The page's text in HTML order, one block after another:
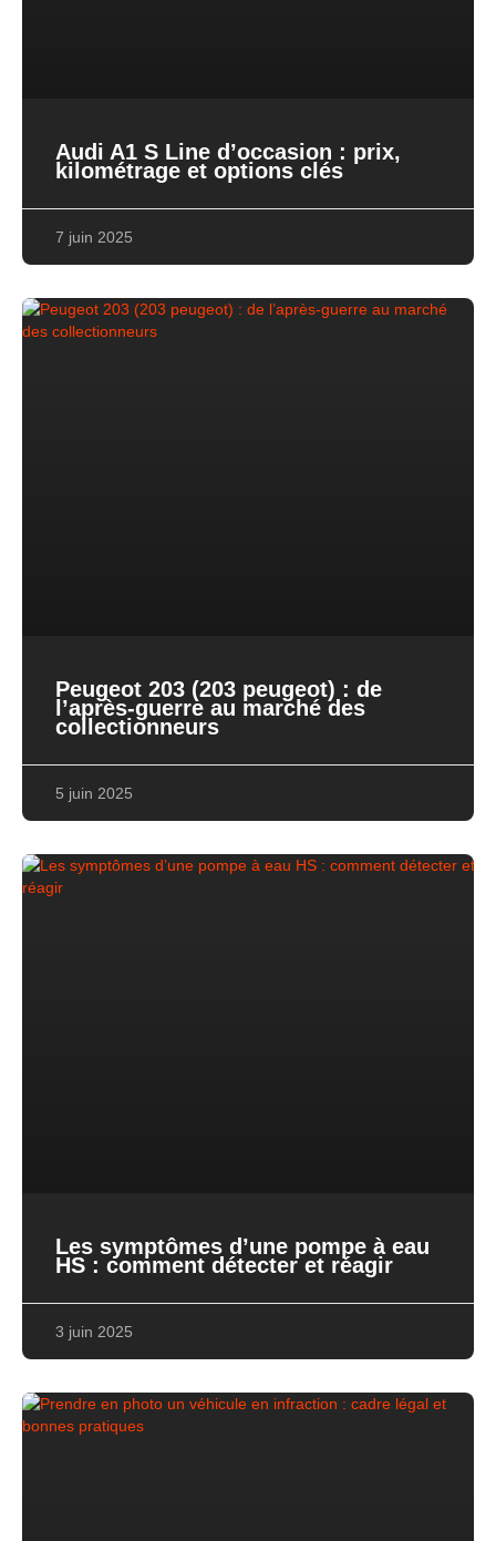
Audi A1 S Line d’occasion : prix,
kilométrage et options clés
7 juin 2025
Peugeot 203 (203 peugeot) : de
l’après-guerre au marché des
collectionneurs
5 juin 2025
Les symptômes d’une pompe à eau
HS : comment détecter et réagir
3 juin 2025